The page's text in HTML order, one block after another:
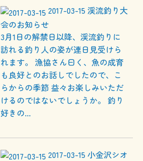
2017-03-15 渓流釣り大
会のお知らせ
3月1日の解禁日以降、渓流釣りに
訪れる釣り人の姿が連日見受けら
れます。 漁協さん曰く、魚の成育
も良好とのお話しでしたので、こ
らからの季節 益々お楽しみいただ
けるのではないでしょうか。 釣り
好きの...
2017-03-15 小金沢シオ